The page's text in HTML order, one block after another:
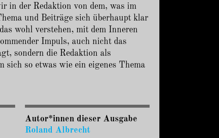
in der Redaktion von dem, was im
und Beiträge sich überhaupt klar
wohl verstehen, mit dem Inneren
Impuls, auch nicht das
sondern die Redaktion als
sich so etwas wie ein eigenes Thema
Autor*innen dieser Ausgabe
Roland Albrecht